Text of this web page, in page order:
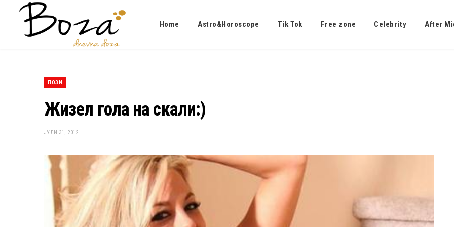
Home Astro&Horoscope Tik Tok Free zone Celebrity After
ПОЗИ
Жизел гола на скали:)
ЈУЛИ 31, 2012